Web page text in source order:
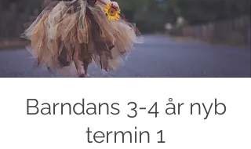
Barndans 3-4 år nyb
termin 1